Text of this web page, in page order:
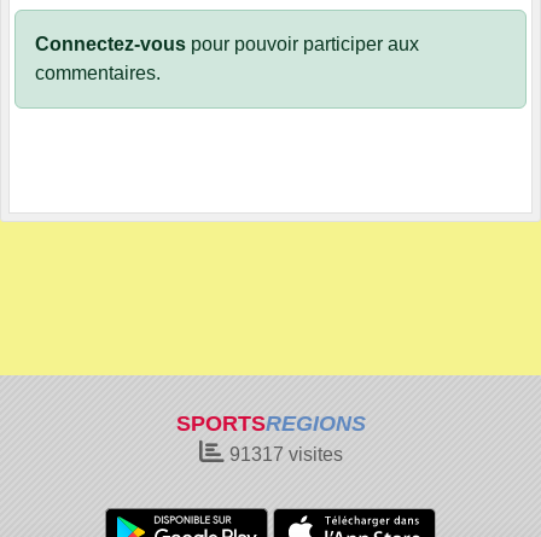
Connectez-vous pour pouvoir participer aux
commentaires.
SPORTSREGIONS
91317 visites